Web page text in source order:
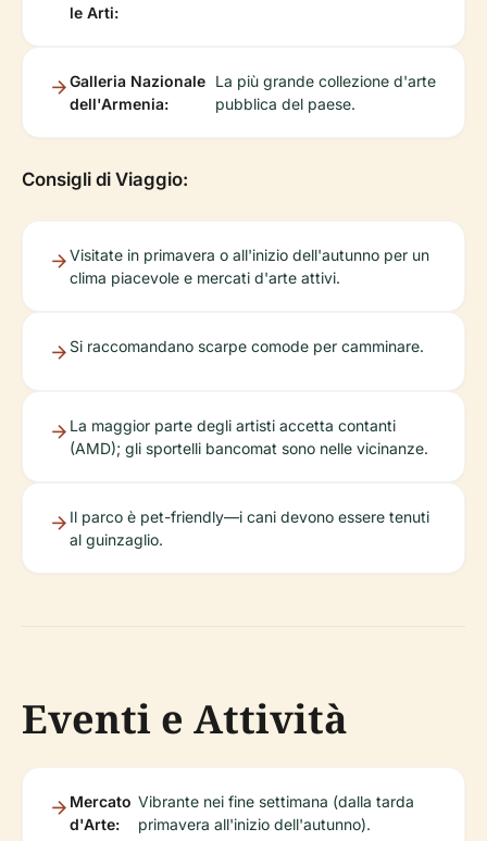
le Arti:
Galleria Nazionale
dell'Armenia:
La più grande collezione d'arte
pubblica del paese.
Consigli di Viaggio:
Visitate in primavera o all'inizio dell'autunno per un
clima piacevole e mercati d'arte attivi.
Si raccomandano scarpe comode per camminare.
La maggior parte degli artisti accetta contanti
(AMD); gli sportelli bancomat sono nelle vicinanze.
Il parco è pet-friendly—i cani devono essere tenuti
al guinzaglio.
Eventi e Attività
Mercato
d'Arte:
Vibrante nei fine settimana (dalla tarda
primavera all'inizio dell'autunno).